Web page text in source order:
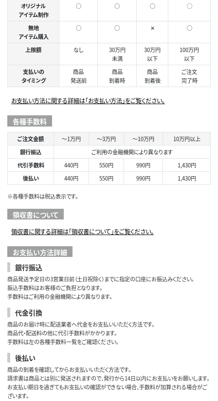
オリジナル
アイテム制作
○ ○ ○ ◯
無地
アイテム購入
○ ○ ✕ ○
上限額 なし
30万円
未満
30万円
以下
100万円
以下
支払いの
タイミング
商品
発送前
商品
到着時
商品
到着後
ご注文
完了時
お支払い方法に関する詳細は「お支払い方法」をご覧ください。
各種手数料
ご注文金額 ～1万円 ～3万円 ～10万円
10万円以上
銀行振込
ご利用の金融機関により異なります
代引手数料
440円 550円 990円
1,430円
後払い
440円 550円 990円 1,430円
※各種手数料は税込表示です。
領収書について
領収書に関する詳細は「領収書について」をご覧ください。
お支払い方法詳細
銀行振込
商品発送予定日の3営業日前（土日祝除く）までに指定の口座にお振込みください。
振込手数料はお客様のご負担となります。
手数料はご利用の金融機関により異なります。
代金引換
商品のお届け時に配送業者へ代金をお支払いいただく方法です。
商品代・配送料の他に代引手数料がかかります。
手数料は左の各種手数料一覧をご確認ください。
後払い
商品の到着を確認してからお支払いいただく方法です。
請求書は商品とは別に発送されますので、発行から14日以内にお支払いをお願いします。
お支払い期日を過ぎてもお支払いの確認ができない場合、手数料が加算される場合がご
ざいます。